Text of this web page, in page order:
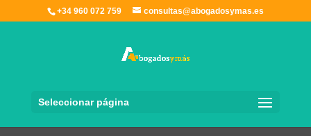
+34 960 072 759 consultas@abogadosymas.es
Seleccionar página